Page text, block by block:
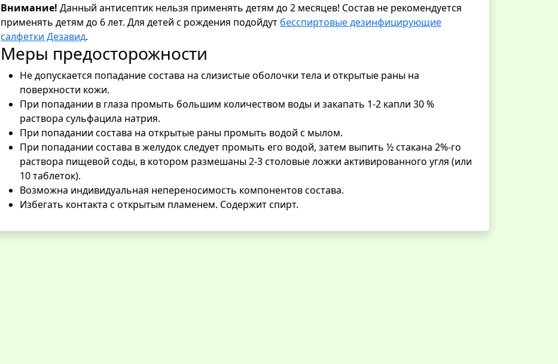
Внимание! Данный антисептик нельзя применять детям до 2 месяцев! Состав не рекомендуется
применять детям до 6 лет. Для детей с рождения подойдут бесспиртовые дезинфицирующие
салфетки Дезавид.
Меры предосторожности
Не допускается попадание состава на слизистые оболочки тела и открытые раны на
поверхности кожи.
При попадании в глаза промыть большим количеством воды и закапать 1-2 капли 30 %
раствора сульфацила натрия.
При попадании состава на открытые раны промыть водой с мылом.
При попадании состава в желудок следует промыть его водой, затем выпить ½ стакана 2%-го
раствора пищевой соды, в котором размешаны 2-3 столовые ложки активированного угля (или
10 таблеток).
Возможна индивидуальная непереносимость компонентов состава.
Избегать контакта с открытым пламенем. Содержит спирт.